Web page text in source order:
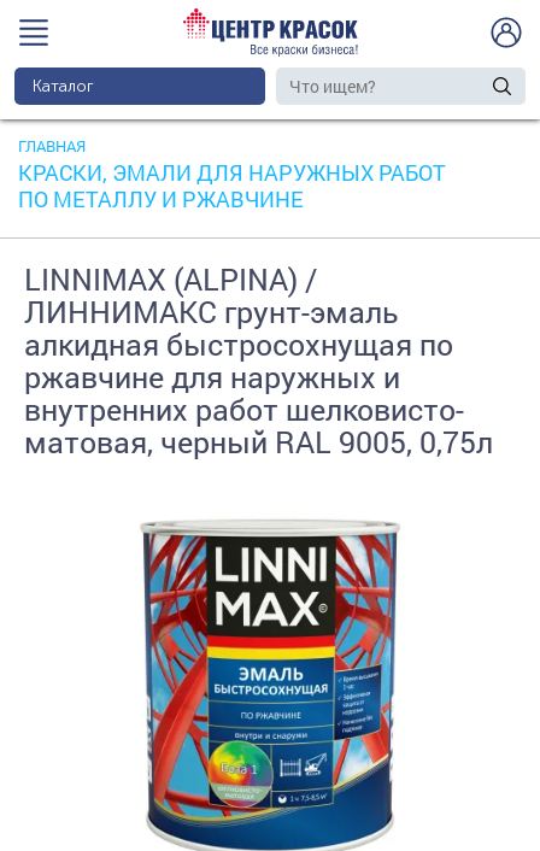
Каталог
ГЛАВНАЯ
КРАСКИ, ЭМАЛИ ДЛЯ НАРУЖНЫХ РАБОТ
ПО МЕТАЛЛУ И РЖАВЧИНЕ
LINNIMAX (ALPINA) /
ЛИННИМАКС грунт-эмаль
алкидная быстросохнущая по
ржавчине для наружных и
внутренних работ шелковисто-
матовая, черный RAL 9005, 0,75л